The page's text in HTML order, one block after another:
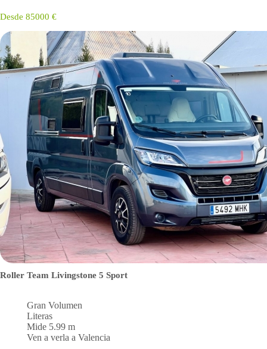
Desde 85000 €
Roller Team Livingstone 5 Sport
Gran Volumen
Literas
Mide 5.99 m
Ven a verla a Valencia